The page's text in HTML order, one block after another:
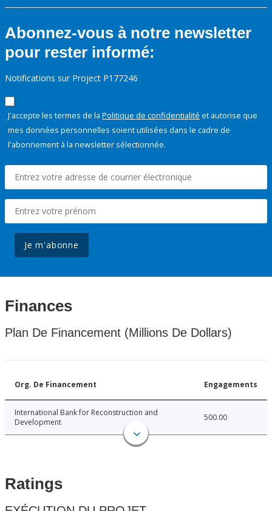
Abonnez-vous à notre newsletter
pour rester informé:
Notifications sur Project P177246
J'accepte les termes de la Politique de confidentialité et autorise que
mes données personnelles soient utilisées dans le cadre de
l'abonnement à la newsletter sélectionnée.
Je m'abonne
Finances
Plan De Financement (Millions De Dollars)
Org. De Financement Engagements
International Bank for Reconstruction and
Development
500.00
Ratings